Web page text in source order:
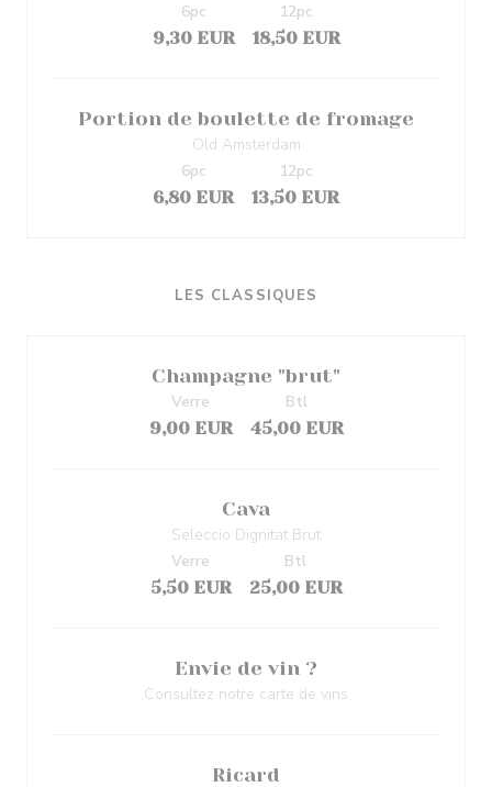
9,30 EUR
6pc
18,50 EUR
12pc
Portion de boulette de fromage
Old Amsterdam
6,80 EUR
6pc
13,50 EUR
12pc
LES CLASSIQUES
Champagne "brut"
9,00 EUR
Verre
45,00 EUR
Btl
Cava
Seleccio Dignitat Brut
5,50 EUR
Verre
25,00 EUR
Btl
Envie de vin ?
Consultez notre carte de vins
Ricard